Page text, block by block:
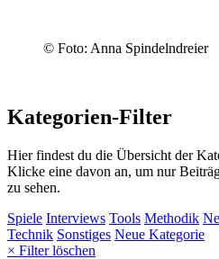
© Foto: Anna Spindelndreier
Kategorien-Filter
Hier findest du die Übersicht der
Klicke eine davon an, um nur
zu sehen.
Spiele Interviews Tools Methodik
Technik Sonstiges Neue Kategorie
× Filter löschen